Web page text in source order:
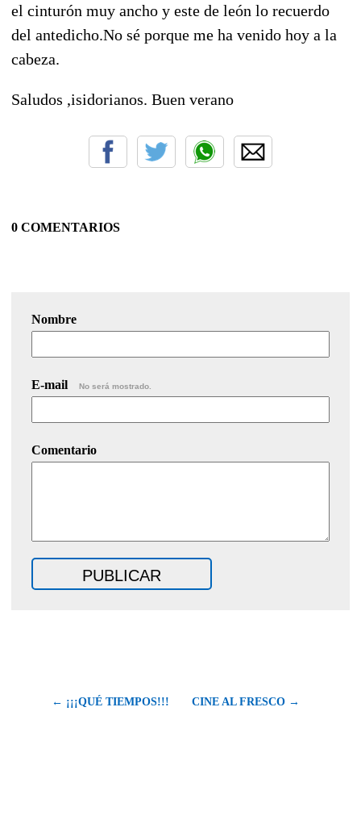
el cinturón muy ancho y este de león lo recuerdo
del antedicho.No sé porque me ha venido hoy a la
cabeza.
Saludos ,isidorianos. Buen verano
0 COMENTARIOS
Nombre
E-mail No será mostrado.
Comentario
← ¡¡¡QUÉ TIEMPOS!!! CINE AL FRESCO →